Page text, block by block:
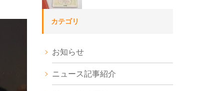
カテゴリ
お知らせ
ニュース記事紹介